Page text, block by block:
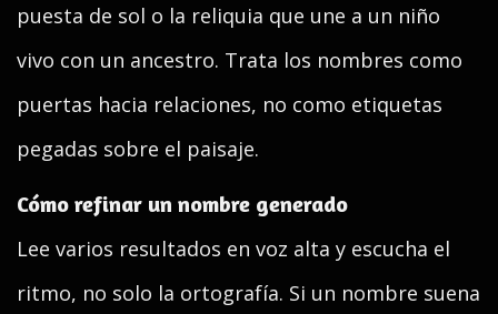
puesta de sol o la reliquia que une a un niño
vivo con un ancestro. Trata los nombres como
puertas hacia relaciones, no como etiquetas
pegadas sobre el paisaje.
Cómo refinar un nombre generado
Lee varios resultados en voz alta y escucha el
ritmo, no solo la ortografía. Si un nombre suena